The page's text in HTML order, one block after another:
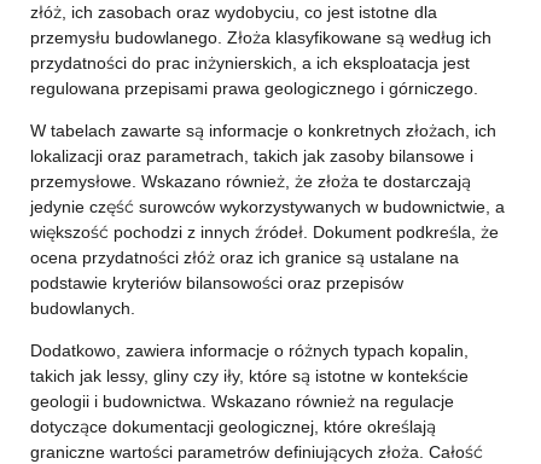
złóż, ich zasobach oraz wydobyciu, co jest istotne dla
przemysłu budowlanego. Złoża klasyfikowane są według ich
przydatności do prac inżynierskich, a ich eksploatacja jest
regulowana przepisami prawa geologicznego i górniczego.
W tabelach zawarte są informacje o konkretnych złożach, ich
lokalizacji oraz parametrach, takich jak zasoby bilansowe i
przemysłowe. Wskazano również, że złoża te dostarczają
jedynie część surowców wykorzystywanych w budownictwie, a
większość pochodzi z innych źródeł. Dokument podkreśla, że
ocena przydatności złóż oraz ich granice są ustalane na
podstawie kryteriów bilansowości oraz przepisów
budowlanych.
Dodatkowo, zawiera informacje o różnych typach kopalin,
takich jak lessy, gliny czy iły, które są istotne w kontekście
geologii i budownictwa. Wskazano również na regulacje
dotyczące dokumentacji geologicznej, które określają
graniczne wartości parametrów definiujących złoża. Całość